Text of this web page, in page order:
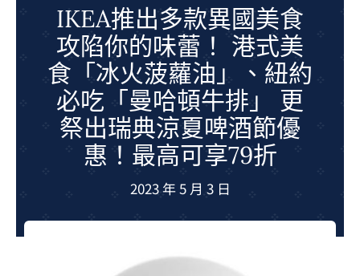
生活美學
室內設計
購屋指南
夢想旅遊
IKEA推出多款異國美食
攻陷你的味蕾！ 港式美
食「冰火菠蘿油」、紐約
必吃「曼哈頓牛排」 更
祭出瑞典涼夏啤酒節優
惠！最高可享79折
2023 年 5 月 3 日